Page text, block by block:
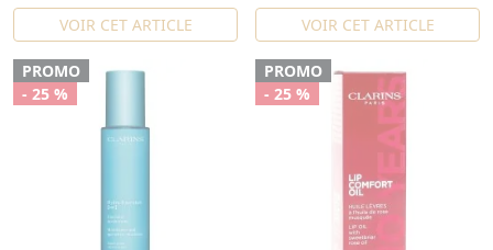
VOIR CET ARTICLE VOIR CET ARTICLE
PROMO
- 25 %
PROMO
- 25 %